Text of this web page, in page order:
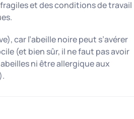
!
et des conditions de travail
car l’abeille noire peut s’avérer
(et bien sûr, il ne faut pas avoir
ni être allergique aux